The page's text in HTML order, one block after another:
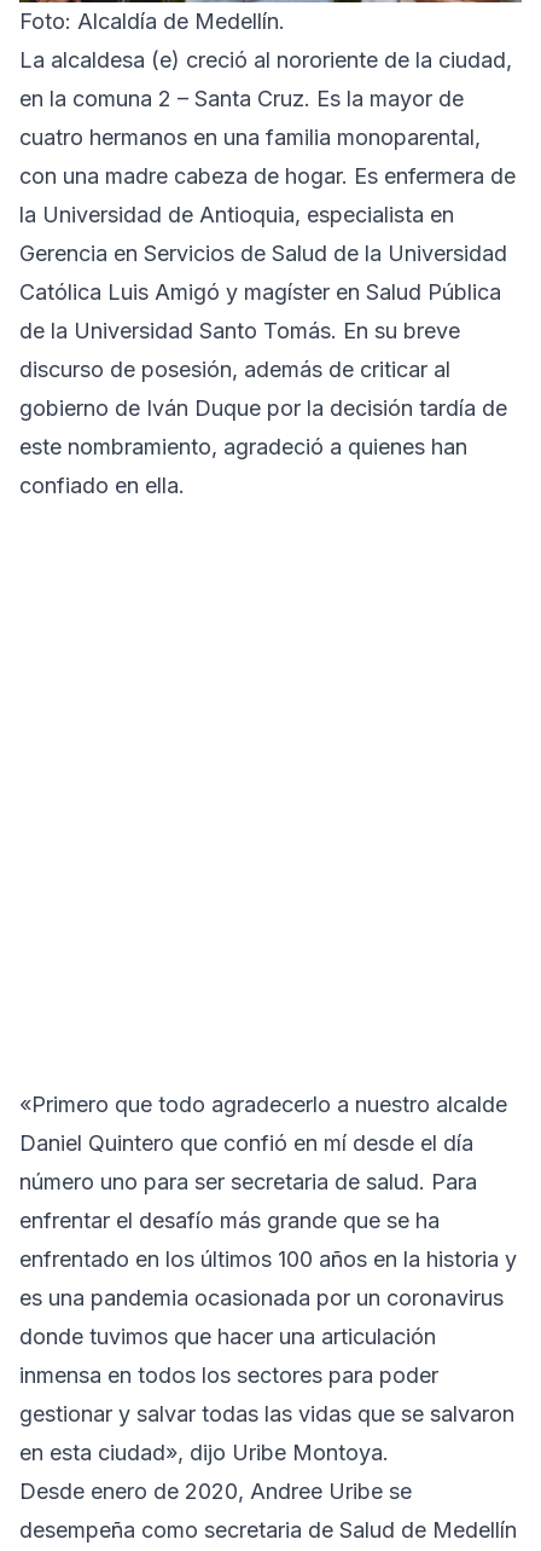
Foto: Alcaldía de Medellín.
La alcaldesa (e) creció al nororiente de la ciudad,
en la comuna 2 – Santa Cruz. Es la mayor de
cuatro hermanos en una familia monoparental,
con una madre cabeza de hogar. Es enfermera de
la Universidad de Antioquia, especialista en
Gerencia en Servicios de Salud de la Universidad
Católica Luis Amigó y magíster en Salud Pública
de la Universidad Santo Tomás. En su breve
discurso de posesión, además de criticar al
gobierno de Iván Duque por la decisión tardía de
este nombramiento, agradeció a quienes han
confiado en ella.
«Primero que todo agradecerlo a nuestro alcalde
Daniel Quintero que confió en mí desde el día
número uno para ser secretaria de salud. Para
enfrentar el desafío más grande que se ha
enfrentado en los últimos 100 años en la historia y
es una pandemia ocasionada por un coronavirus
donde tuvimos que hacer una articulación
inmensa en todos los sectores para poder
gestionar y salvar todas las vidas que se salvaron
en esta ciudad», dijo Uribe Montoya.
Desde enero de 2020, Andree Uribe se
desempeña como secretaria de Salud de Medellín